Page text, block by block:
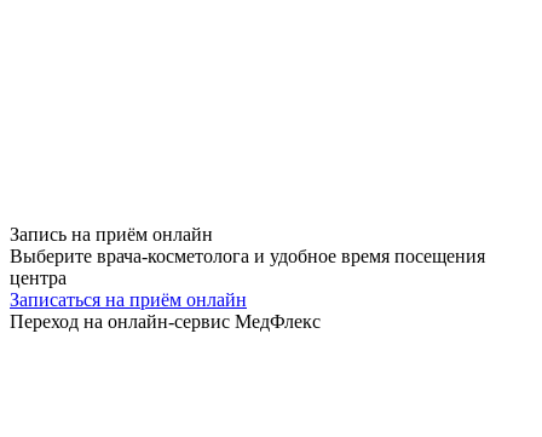
Запись на приём онлайн
Выберите врача-косметолога и удобное время посещения
центра
Записаться на приём онлайн
Переход на онлайн-сервис МедФлекс